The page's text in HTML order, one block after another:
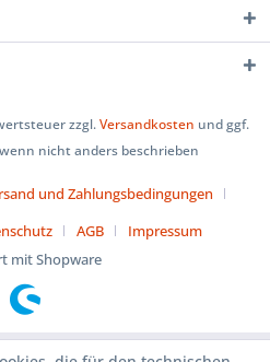
zzgl.Versandkosten und ggf.
nicht anders beschrieben
und Zahlungsbedingungen
AGB
Impressum
mit Shopware